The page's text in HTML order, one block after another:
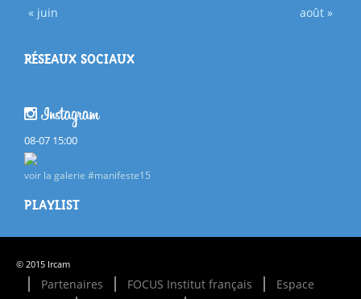
« juin août »
RÉSEAUX SOCIAUX
08-07 15:00
voir la galerie #manifeste15
PLAYLIST
© 2015 Ircam
Partenaires FOCUS Institut français
Espace